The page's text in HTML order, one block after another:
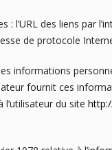
: l’URL des liens par
de protocole
informations
fournit ces
du site